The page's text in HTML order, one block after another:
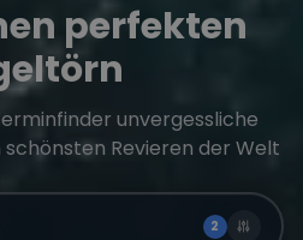
perfekten
unvergessliche
Revieren der Welt
2